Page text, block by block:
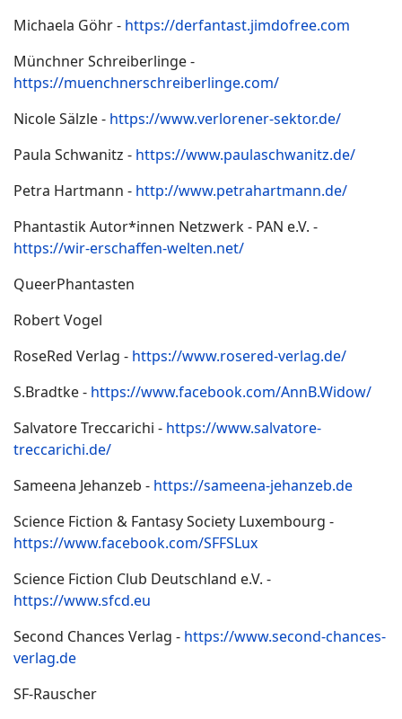
Michaela Göhr - https://derfantast.jimdofree.com
Münchner Schreiberlinge -
https://muenchnerschreiberlinge.com/
Nicole Sälzle - https://www.verlorener-sektor.de/
Paula Schwanitz - https://www.paulaschwanitz.de/
Petra Hartmann - http://www.petrahartmann.de/
Phantastik Autor*innen Netzwerk - PAN e.V. -
https://wir-erschaffen-welten.net/
QueerPhantasten
Robert Vogel
RoseRed Verlag - https://www.rosered-verlag.de/
S.Bradtke - https://www.facebook.com/AnnB.Widow/
Salvatore Treccarichi - https://www.salvatore-
treccarichi.de/
Sameena Jehanzeb - https://sameena-jehanzeb.de
Science Fiction & Fantasy Society Luxembourg -
https://www.facebook.com/SFFSLux
Science Fiction Club Deutschland e.V. -
https://www.sfcd.eu
Second Chances Verlag - https://www.second-chances-
verlag.de
SF-Rauscher